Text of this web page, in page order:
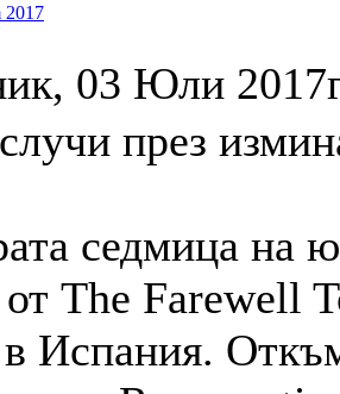
2017
03 Юли
през
седмица на
The Farewell
Испания.